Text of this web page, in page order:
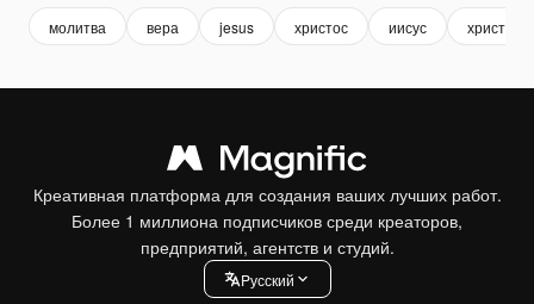
молитва вера jesus христос иисус
Креативная платформа для создания ваших лучших работ.
Более 1 миллиона подписчиков среди креаторов,
предприятий, агентств и студий.
Pусский